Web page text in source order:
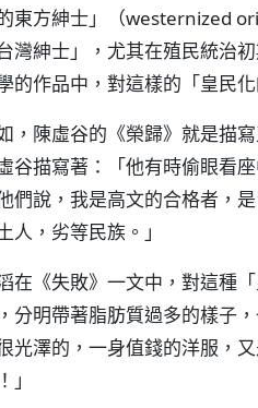
東方紳士」（westernized
灣紳士」，尤其在殖民統治
的作品中，對這樣的「皇民
，陳虛谷的《榮歸》就是描
谷描寫著：「他有時偷眼看
們說，我是高文的合格者，
人，劣等民族。」
在《失敗》一文中，對這種
分明帶著脂肪質過多的樣子
光澤的，一身值錢的洋服，
」